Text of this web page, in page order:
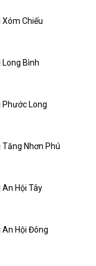
Chiếu
Bình
Long
Nhơn Phú
Hội Tây
Hội Đông